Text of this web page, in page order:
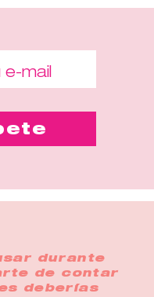
durante
de contar
deberías